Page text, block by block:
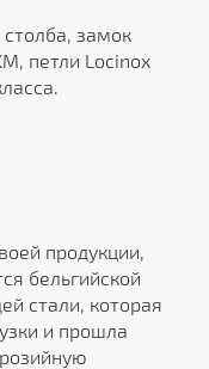
замок
петли Locinox
продукции,
бельгийской
стали, которая
и прошла